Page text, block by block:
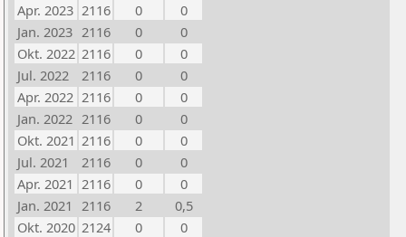
Apr. 2023 2116 0
0
Jan. 2023 2116 0
0
Okt. 2022 2116 0
0
Jul. 2022
2116 0
0
Apr. 2022 2116 0
0
Jan. 2022 2116 0
0
Okt. 2021 2116 0
0
Jul. 2021
2116 0
0
Apr. 2021 2116 0
0
Jan. 2021 2116 2
0,5
Okt. 2020 2124 0
0